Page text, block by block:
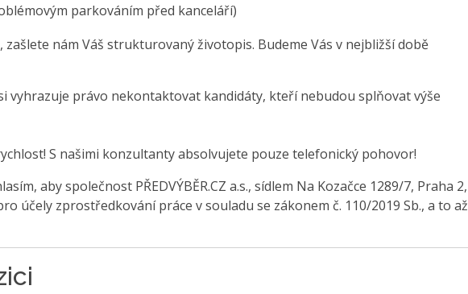
parkováním před kanceláří)
zašlete nám Váš strukturovaný životopis. Budeme Vás v nejbližší době
si vyhrazuje právo nekontaktovat kandidáty, kteří nebudou splňovat výše
S našimi konzultanty absolvujete pouze telefonický pohovor!
aby společnost PŘEDVÝBĚR.CZ a.s., sídlem Na Kozačce 1289/7, Praha 2,
účely zprostředkování práce v souladu se zákonem č. 110/2019 Sb., a to až